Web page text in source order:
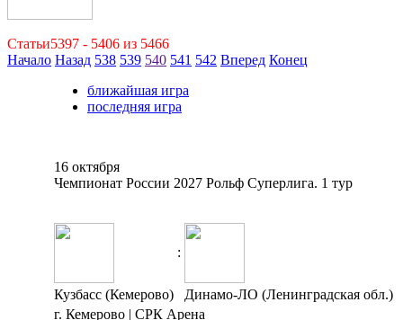
Статьи5397 - 5406 из 5466
Начало Назад 538 539 540 541 542 Вперед Конец
ближайшая игра
последняя игра
16 октября
Чемпионат России 2027 Рольф Суперлига. 1 тур
:
Кузбасс (Кемерово)
Динамо-ЛО (Ленинградская обл.)
г. Кемерово | СРК Арена